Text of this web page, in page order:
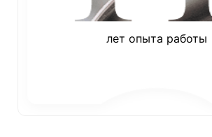
лет опыта работы